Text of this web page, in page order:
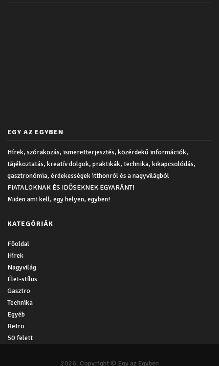
EGY AZ EGYBEN
Hírek, szórakozás, ismeretterjesztés, közérdekű információk,
tájékoztatás, kreatív dolgok, praktikák, technika, kikapcsolódás,
gasztronómia, érdekességek itthonról és a nagyvilágból
FIATALOKNAK ÉS IDŐSEKNEK EGYARÁNT!
Miden ami kell, egy helyen, egyben!
KATEGÓRIÁK
Főoldal
Hírek
Nagyvilág
Élet-stílus
Gasztro
Technika
Egyéb
Retro
50 felett
2026. Copyright © Egy az Egyben